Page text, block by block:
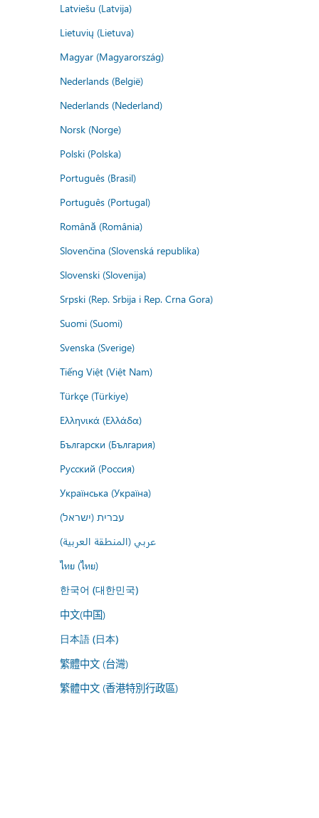
Latviešu (Latvija)
Lietuvių (Lietuva)
Magyar (Magyarország)
Nederlands (België)
Nederlands (Nederland)
Norsk (Norge)
Polski (Polska)
Português (Brasil)
Português (Portugal)
Română (România)
Slovenčina (Slovenská republika)
Slovenski (Slovenija)
Srpski (Rep. Srbija i Rep. Crna Gora)
Suomi (Suomi)
Svenska (Sverige)
Tiếng Việt (Việt Nam)
Türkçe (Türkiye)
Ελληνικά (Ελλάδα)
Български (България)
Русский (Россия)
Українська (Україна)
עברית (ישראל)
عربي (المنطقة العربية)
ไทย (ไทย)
한국어 (대한민국)
中文(中国)
日本語 (日本)
繁體中文 (台灣)
繁體中文 (香港特別行政區)